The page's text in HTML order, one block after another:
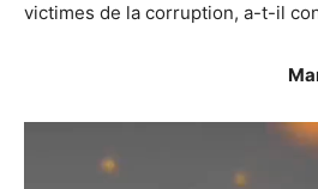
victimes de la corruption, a-t-il